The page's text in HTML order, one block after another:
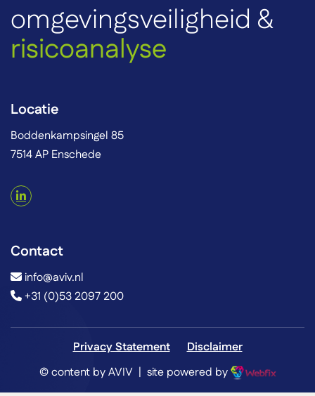
omgevingsveiligheid &
risicoanalyse
Locatie
Boddenkampsingel 85
7514 AP Enschede
Contact
info@aviv.nl
+31 (0)53 2097 200
Privacy Statement
Disclaimer
© content by AVIV | site powered by